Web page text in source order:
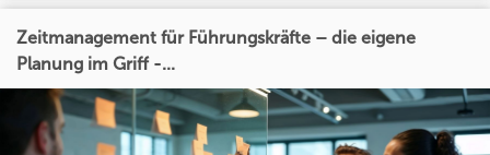
Zeitmanagement für Führungskräfte – die eigene
Planung im Griff -...